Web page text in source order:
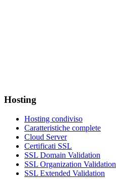
Hosting
Hosting condiviso
Caratteristiche complete
Cloud Server
Certificati SSL
SSL Domain Validation
SSL Organization Validation
SSL Extended Validation